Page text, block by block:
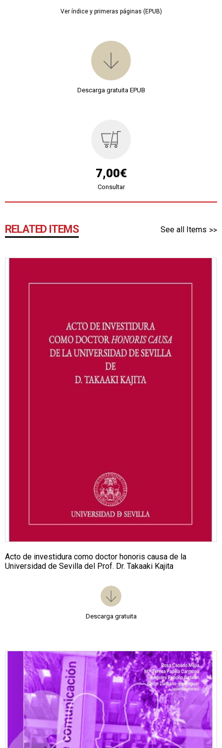
Ver índice y primeras páginas (EPUB)
Descarga gratuita EPUB
7,00€
Consultar
RELATED ITEMS See all Items
Acto de investidura como doctor honoris causa de la
Universidad de Sevilla del Prof. Dr. Takaaki Kajita
Descarga gratuita